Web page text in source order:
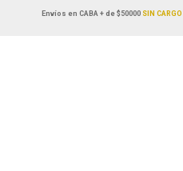
Envíos en CABA + de $50000SIN CARGO